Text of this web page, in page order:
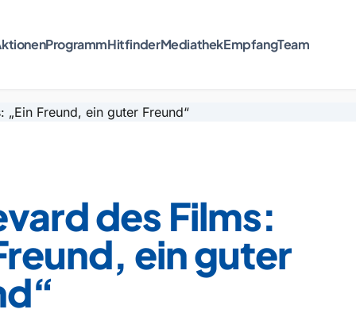
ProgrammHitfinderMediathekEmpfangTeam
des Films:
ein guter